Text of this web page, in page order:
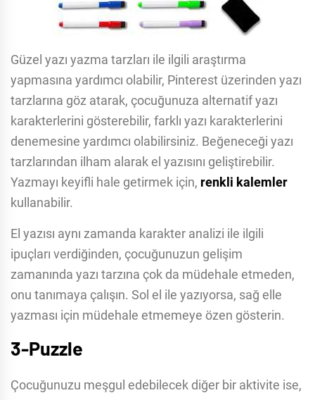
Güzel yazı yazma tarzları ile ilgili araştırma
yapmasına yardımcı olabilir, Pinterest üzerinden yazı
tarzlarına göz atarak, çocuğunuza alternatif yazı
karakterlerini gösterebilir, farklı yazı karakterlerini
denemesine yardımcı olabilirsiniz. Beğeneceği yazı
tarzlarından ilham alarak el yazısını geliştirebilir.
Yazmayı keyifli hale getirmek için, renkli kalemler
kullanabilir.
El yazısı aynı zamanda karakter analizi ile ilgili
ipuçları verdiğinden, çocuğunuzun gelişim
zamanında yazı tarzına çok da müdehale etmeden,
onu tanımaya çalışın. Sol el ile yazıyorsa, sağ elle
yazması için müdehale etmemeye özen gösterin.
3-Puzzle
Çocuğunuzu meşgul edebilecek diğer bir aktivite ise,